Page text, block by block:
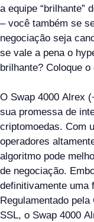
a equipe “brilhante”
– você também se
negociação seja
se vale a pena o
brilhante? Coloque
O Swap 4000 Alrex
sua promessa de
criptomoedas. Com
operadores
algoritmo pode
de negociação.
definitivamente uma
Regulamentado
SSL, o Swap 4000